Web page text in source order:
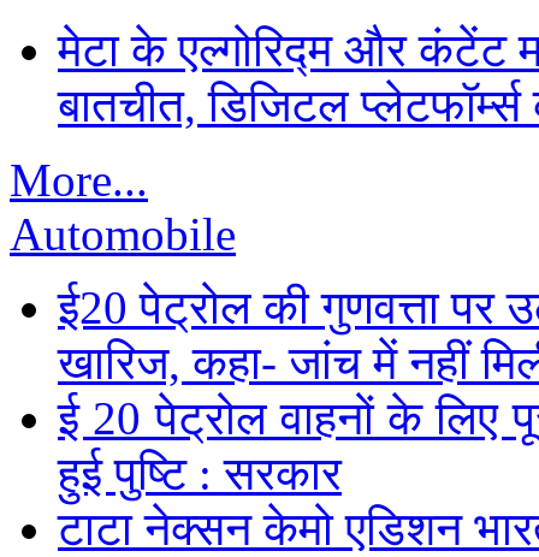
मेटा के एल्गोरिद्म और कंटेंट
बातचीत, डिजिटल प्लेटफॉर्म्स
More...
Automobile
ई20 पेट्रोल की गुणवत्ता पर
खारिज, कहा- जांच में नहीं
ई 20 पेट्रोल वाहनों के लिए
हुई पुष्टि : सरकार
टाटा नेक्सन केमो एडिशन